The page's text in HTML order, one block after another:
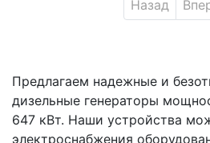
Назад
Предлагаем надежные и
дизельные генераторы
647 кВт. Наши устройства
электроснабжения